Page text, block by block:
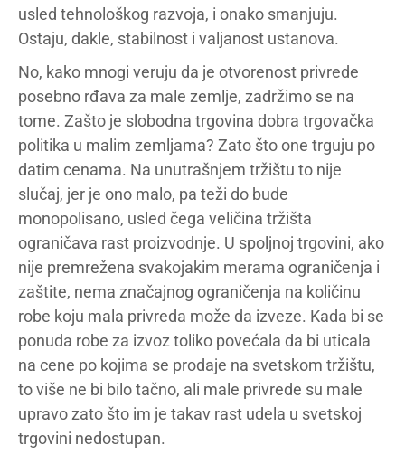
usled tehnološkog razvoja, i onako smanjuju.
Ostaju, dakle, stabilnost i valjanost ustanova.
No, kako mnogi veruju da je otvorenost privrede
posebno rđava za male zemlje, zadržimo se na
tome. Zašto je slobodna trgovina dobra trgovačka
politika u malim zemljama? Zato što one trguju po
datim cenama. Na unutrašnjem tržištu to nije
slučaj, jer je ono malo, pa teži do bude
monopolisano, usled čega veličina tržišta
ograničava rast proizvodnje. U spoljnoj trgovini, ako
nije premrežena svakojakim merama ograničenja i
zaštite, nema značajnog ograničenja na količinu
robe koju mala privreda može da izveze. Kada bi se
ponuda robe za izvoz toliko povećala da bi uticala
na cene po kojima se prodaje na svetskom tržištu,
to više ne bi bilo tačno, ali male privrede su male
upravo zato što im je takav rast udela u svetskoj
trgovini nedostupan.